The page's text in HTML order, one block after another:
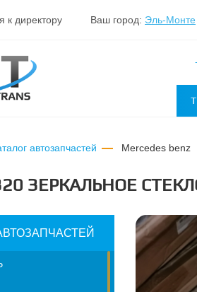
к директору Ваш город: Эль-Монте
автозапчастей mercedes benz
ЗЕРКАЛЬНОЕ